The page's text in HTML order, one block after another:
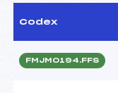
Codex
FMJM0194.FFS